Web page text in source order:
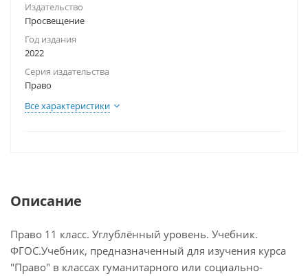
Издательство
Просвещение
Год издания
2022
Серия издательства
Право
Все характеристики
Описание
Право 11 класс. Углублённый уровень. Учебник.
ФГОС.Учебник, предназначенный для изучения курса
"Право" в классах гуманитарного или социально-